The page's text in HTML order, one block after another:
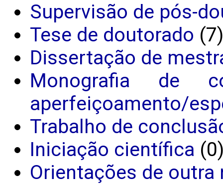
Supervisão de pós-
Tese de doutorado (7)
Dissertação de
Monografia de
aperfeiçoamento/
Trabalho de
Iniciação científica
Orientações de outra